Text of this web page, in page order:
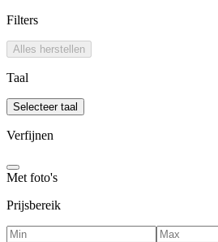
Filters
Alles herstellen
Taal
Selecteer taal
Verfijnen
Met foto's
Prijsbereik